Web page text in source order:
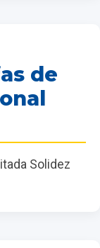
de
Solidez